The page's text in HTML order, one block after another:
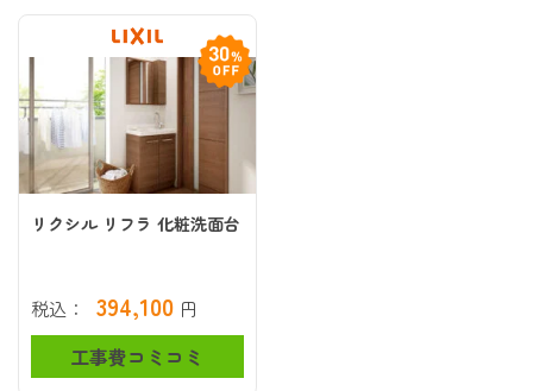
リクシル リフラ 化粧洗面台
税込： 394,100 円
工事費コミコミ